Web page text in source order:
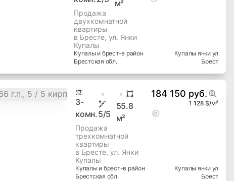
м²
Продажа
двухкомнатной
квартиры
в Бресте, ул. Янки
Купалы
Купалы и брест-в район
Брестская обл.
Купалы янки ул
Брест
3-
комн.5/5
55.8
м²
Продажа
трехкомнатной
квартиры
в Бресте, ул. Янки
Купалы
184 150 руб.
1 128 $/м²
Купалы и брест-в район
Брестская обл.
Купалы янки ул
Брест